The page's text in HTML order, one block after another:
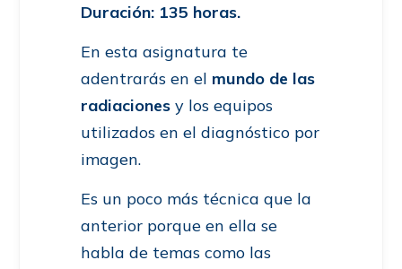
Duración: 135 horas.
En esta asignatura te
adentrarás en el mundo de las
radiaciones y los equipos
utilizados en el diagnóstico por
imagen.
Es un poco más técnica que la
anterior porque en ella se
habla de temas como las